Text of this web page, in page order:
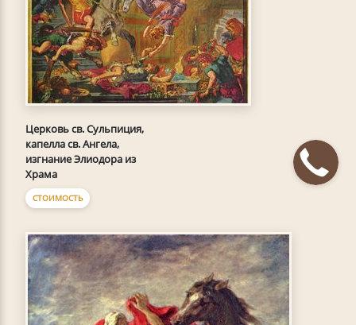
Церковь св. Сульпиция,
капелла св. Ангела,
изгнание Элиодора из
Храма
СТОИМОСТЬ